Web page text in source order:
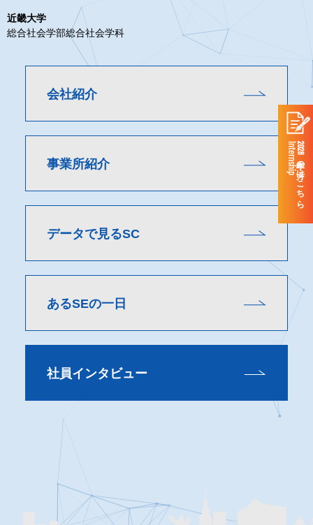
Internship2028年卒の方はこちら
近畿大学
総合社会学部総合社会学科
会社紹介
事業所紹介
データで見るSC
あるSEの一日
社員インタビュー